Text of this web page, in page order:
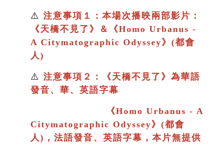
⚠️ 注意事項１：本場次播映兩部影片：
《天橋不見了 》＆ 《Homo Urbanus -
A Citymatographic Odyssey》(都會
人)
⚠️ 注意事項２： 《天橋不見了 》 為華語
發音、華、英語字幕
《Homo Urbanus - A
Citymatographic Odyssey》(都會
人)，法語發音、英語字幕，本片無提供